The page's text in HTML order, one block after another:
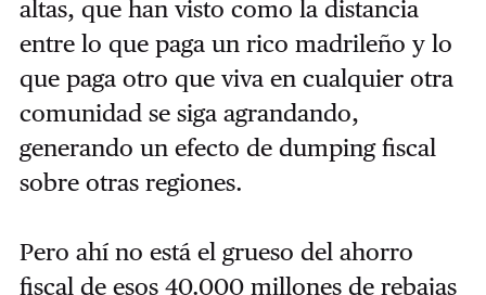
altas, que han visto como la distancia
entre lo que paga un rico madrileño y lo
que paga otro que viva en cualquier otra
comunidad se siga agrandando,
generando un efecto de dumping fiscal
sobre otras regiones.
Pero ahí no está el grueso del ahorro
fiscal de esos 40.000 millones de rebajas